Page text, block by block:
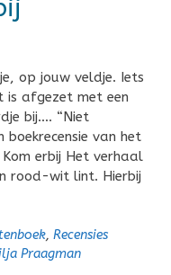
op jouw veldje. Iets
is afgezet met een
bij…. “Niet
boekrecensie van het
Kom erbij Het verhaal
rood-wit lint. Hierbij
, Recensies
Praagman